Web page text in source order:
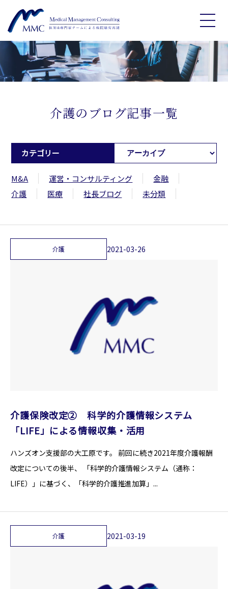
介護のブログ記事一覧
カテゴリー
M&A 運営・コンサルティング
金融
介護
医療 社長ブログ 未分類
介護 2021-03-26
介護保険改定② 科学的介護情報システム
「LIFE」による情報収集・活用
ハンズオン支援部の大工原です。 前回に続き2021年度介護報酬
改定についての後半、 「科学的介護情報システム（通称：
LIFE）」に基づく、「科学的介護推進加算」...
介護 2021-03-19